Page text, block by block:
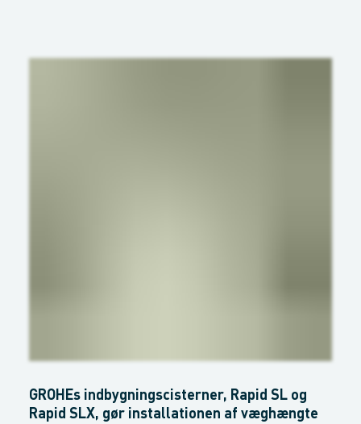
GROHEs indbygningscisterner, Rapid SL og
Rapid SLX, gør installationen af væghængte